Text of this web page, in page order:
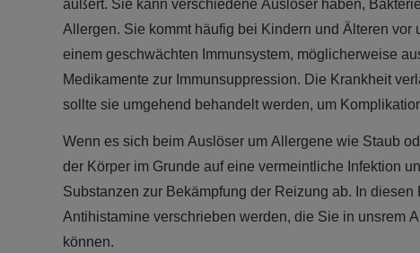
äußert. Sie kann verschiedene Auslöser haben,
Allergen. Sie kommt häufig bei Kindern und Älteren vor
einem geschwächten Immunsystem, möglicherweise
Medikamente zur Immunsuppression. Die Krankheit
sollte sie umgehend behandelt werden, um
Wenn es sich beim Auslöser um Allergene wie Staub
der Körper im Grunde auf eine vermeintliche Infektion
Substanzen zur Bekämpfung der Reizung ab. In diesen
Antihistamine verschrieben werden, die Sie in unsrem
können.